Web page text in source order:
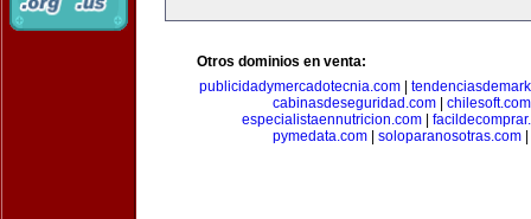
Otros dominios en venta:
publicidadymercadotecnia.com|
cabinasdeseguridad.com| chilesoft.com
especialistaennutricion.com|
pymedata.com
soloparanosotras.com